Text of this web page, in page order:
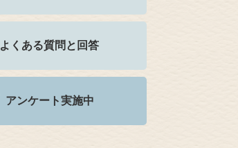
よくある質問と回答
アンケート実施中